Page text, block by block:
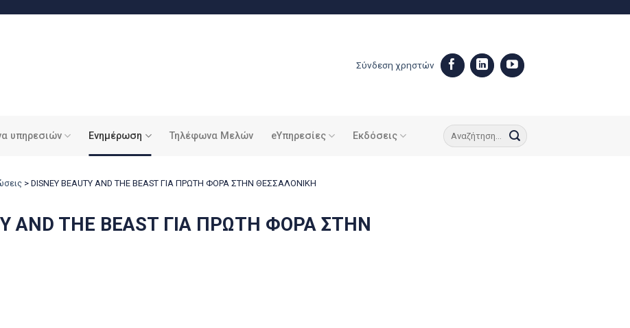
Σύνδεση χρηστών
υπηρεσιών Ενημέρωση Τηλέφωνα Μελών eΥπηρεσίες Εκδόσεις
> DISNEY BEAUTY AND THE BEAST ΓΙΑ ΠΡΩΤΗ ΦΟΡΑ ΣΤΗΝ ΘΕΣΣΑΛΟΝΙΚΗ
AND THE BEAST ΓΙΑ ΠΡΩΤΗ ΦΟΡΑ ΣΤΗΝ